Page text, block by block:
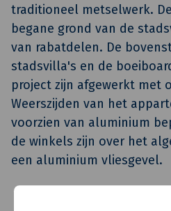
traditioneel metselwerk.
begane grond van de
van rabatdelen. De
stadsvilla's en de
project zijn afgewerkt met
Weerszijden van het
voorzien van aluminium
de winkels zijn over het
een aluminium vliesgevel.